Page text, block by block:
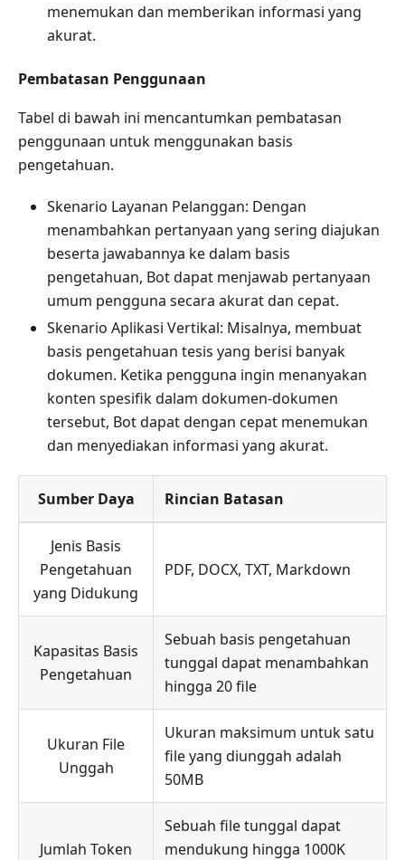
menemukan dan memberikan informasi yang
akurat.
Pembatasan Penggunaan
Tabel di bawah ini mencantumkan pembatasan
penggunaan untuk menggunakan basis
pengetahuan.
Skenario Layanan Pelanggan: Dengan
menambahkan pertanyaan yang sering diajukan
beserta jawabannya ke dalam basis
pengetahuan, Bot dapat menjawab pertanyaan
umum pengguna secara akurat dan cepat.
Skenario Aplikasi Vertikal: Misalnya, membuat
basis pengetahuan tesis yang berisi banyak
dokumen. Ketika pengguna ingin menanyakan
konten spesifik dalam dokumen-dokumen
tersebut, Bot dapat dengan cepat menemukan
dan menyediakan informasi yang akurat.
Sumber Daya Rincian Batasan
Jenis Basis
Pengetahuan
yang Didukung
PDF, DOCX, TXT, Markdown
Kapasitas Basis
Pengetahuan
Sebuah basis pengetahuan
tunggal dapat menambahkan
hingga 20 file
Ukuran File
Unggah
Ukuran maksimum untuk satu
file yang diunggah adalah
50MB
Jumlah Token
Sebuah file tunggal dapat
mendukung hingga 1000K